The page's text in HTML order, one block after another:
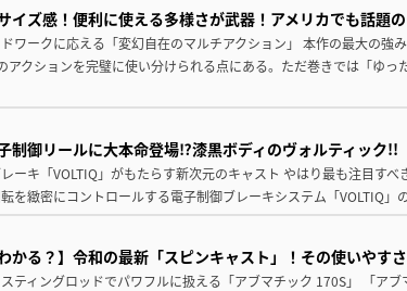
イズ感！便利に使える多様さが武器！アメリカでも話題
ワークに応える「変幻自在のマルチアクション」 本作の最大の強
アクションを完璧に使い分けられる点にある。ただ巻きでは「ゆっ
制御リールに大本命登場⁉漆黒ボディのヴォルティック!!
ーキ「VOLTIQ」がもたらす新次元のキャスト やはり最も注目す
を緻密にコントロールする電子制御ブレーキシステム「VOLTIQ
わかる？】令和の最新「スピンキャスト」！その使いやす
ティングロッドでパワフルに扱える「アブマチック 170S」 「ア